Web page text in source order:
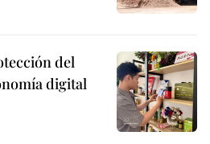
del
digital